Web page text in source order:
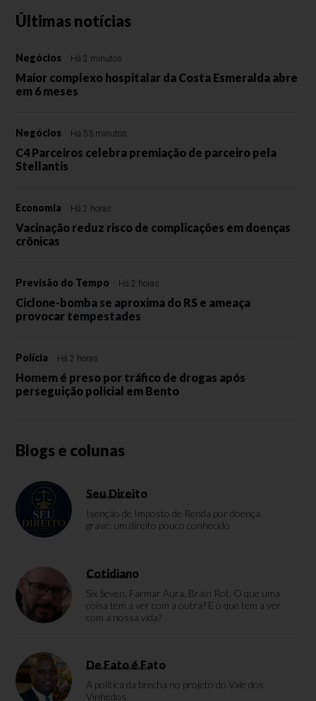
Últimas notícias
Negócios Há 2 minutos
Maior complexo hospitalar da Costa Esmeralda abre
em 6 meses
Negócios Há 53 minutos
C4 Parceiros celebra premiação de parceiro pela
Stellantis
Economia Há 2 horas
Vacinação reduz risco de complicações em doenças
crônicas
Previsão do Tempo Há 2 horas
Ciclone-bomba se aproxima do RS e ameaça
provocar tempestades
Polícia Há 2 horas
Homem é preso por tráfico de drogas após
perseguição policial em Bento
Blogs e colunas
Seu Direito
Isenção de Imposto de Renda por doença
grave: um direito pouco conhecido
Cotidiano
Six Seven, Farmar Aura, Brain Rot. O que uma
coisa tem a ver com a outra? E o que tem a ver
com a nossa vida?
De Fato é Fato
A política da brecha no projeto do Vale dos
Vinhedos